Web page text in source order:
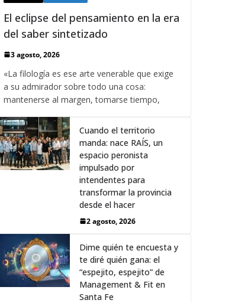
El eclipse del pensamiento en la era
del saber sintetizado
3 agosto, 2026
«La filología es ese arte venerable que exige
a su admirador sobre todo una cosa:
mantenerse al margen, tomarse tiempo,
Cuando el territorio
manda: nace RAÍS, un
espacio peronista
impulsado por
intendentes para
transformar la provincia
desde el hacer
2 agosto, 2026
Dime quién te encuesta y
te diré quién gana: el
“espejito, espejito” de
Management & Fit en
Santa Fe